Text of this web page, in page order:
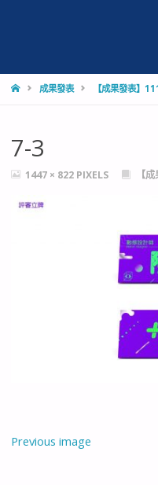
HOME成果發表 【成果發表】
7-3
FULL1447 × 822 PIXELS 【
Previous image